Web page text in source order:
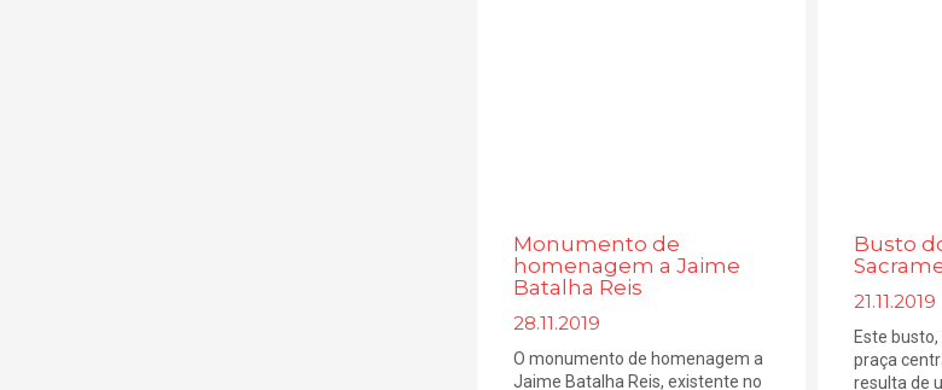
Monumento de
homenagem a Jaime
Batalha Reis
28.11.2019
O monumento de homenagem a
Jaime Batalha Reis, existente no
Busto
21.11.2019
Este
praça
resulta de